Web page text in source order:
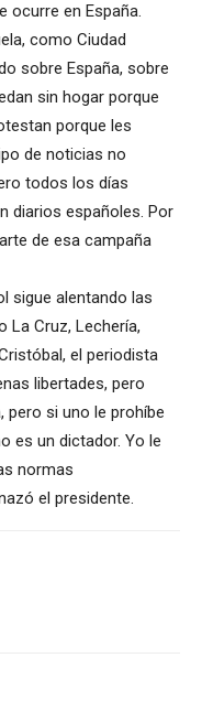
ocurre en España.
como Ciudad
sobre España, sobre
sin hogar porque
porque les
de noticias no
todos los días
diarios españoles. Por
de esa campaña
sigue alentando las
La Cruz, Lechería,
el periodista
libertades, pero
pero si uno le prohíbe
es un dictador. Yo le
normas
el presidente.